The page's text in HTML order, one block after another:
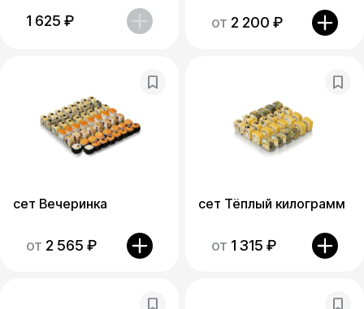
1 625 ₽ от 2 200 ₽
сет Вечеринка
от 2 565 ₽
сет Тёплый килограмм
от 1 315 ₽